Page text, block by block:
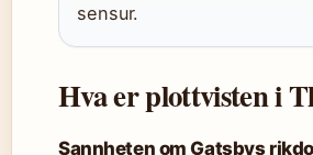
sensur.
Hva er plottvisten i
Sannheten om Gatsbys